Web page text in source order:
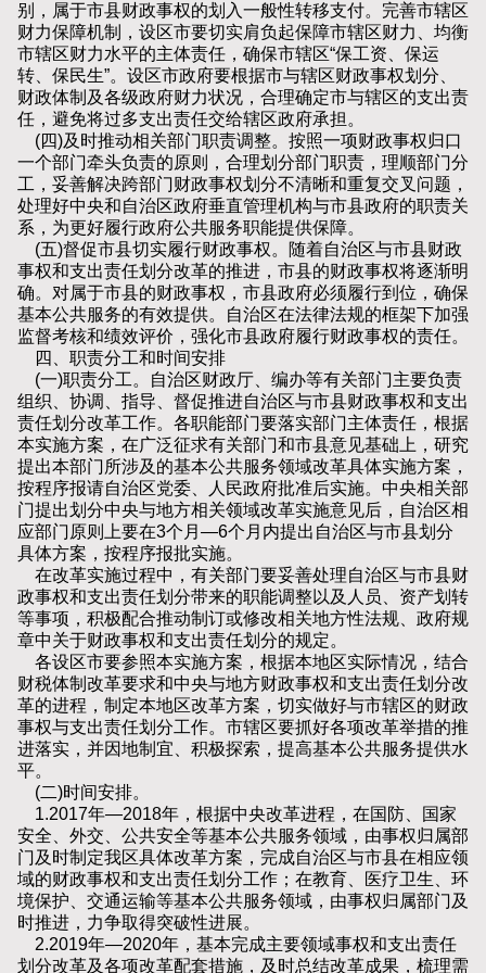
别，属于市县财政事权的划入一般性转移支付。完善市辖区
财力保障机制，设区市要切实肩负起保障市辖区财力、均衡
市辖区财力水平的主体责任，确保市辖区“保工资、保运
转、保民生”。设区市政府要根据市与辖区财政事权划分、
财政体制及各级政府财力状况，合理确定市与辖区的支出责
任，避免将过多支出责任交给辖区政府承担。
(四)及时推动相关部门职责调整。按照一项财政事权归口
一个部门牵头负责的原则，合理划分部门职责，理顺部门分
工，妥善解决跨部门财政事权划分不清晰和重复交叉问题，
处理好中央和自治区政府垂直管理机构与市县政府的职责关
系，为更好履行政府公共服务职能提供保障。
(五)督促市县切实履行财政事权。随着自治区与市县财政
事权和支出责任划分改革的推进，市县的财政事权将逐渐明
确。对属于市县的财政事权，市县政府必须履行到位，确保
基本公共服务的有效提供。自治区在法律法规的框架下加强
监督考核和绩效评价，强化市县政府履行财政事权的责任。
四、职责分工和时间安排
(一)职责分工。自治区财政厅、编办等有关部门主要负责
组织、协调、指导、督促推进自治区与市县财政事权和支出
责任划分改革工作。各职能部门要落实部门主体责任，根据
本实施方案，在广泛征求有关部门和市县意见基础上，研究
提出本部门所涉及的基本公共服务领域改革具体实施方案，
按程序报请自治区党委、人民政府批准后实施。中央相关部
门提出划分中央与地方相关领域改革实施意见后，自治区相
应部门原则上要在3个月—6个月内提出自治区与市县划分
具体方案，按程序报批实施。
在改革实施过程中，有关部门要妥善处理自治区与市县财
政事权和支出责任划分带来的职能调整以及人员、资产划转
等事项，积极配合推动制订或修改相关地方性法规、政府规
章中关于财政事权和支出责任划分的规定。
各设区市要参照本实施方案，根据本地区实际情况，结合
财税体制改革要求和中央与地方财政事权和支出责任划分改
革的进程，制定本地区改革方案，切实做好与市辖区的财政
事权与支出责任划分工作。市辖区要抓好各项改革举措的推
进落实，并因地制宜、积极探索，提高基本公共服务提供水
平。
(二)时间安排。
1.2017年—2018年，根据中央改革进程，在国防、国家
安全、外交、公共安全等基本公共服务领域，由事权归属部
门及时制定我区具体改革方案，完成自治区与市县在相应领
域的财政事权和支出责任划分工作；在教育、医疗卫生、环
境保护、交通运输等基本公共服务领域，由事权归属部门及
时推进，力争取得突破性进展。
2.2019年—2020年，基本完成主要领域事权和支出责任
划分改革及各项改革配套措施，及时总结改革成果，梳理需